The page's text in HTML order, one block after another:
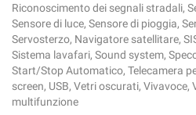
Riconoscimento dei segnali stradali,
Sensore di luce, Sensore di pioggia,
Servosterzo, Navigatore satellitare,
Sistema lavafari, Sound system,
Start/Stop Automatico, Telecamera
screen, USB, Vetri oscurati, Vivavoce,
multifunzione